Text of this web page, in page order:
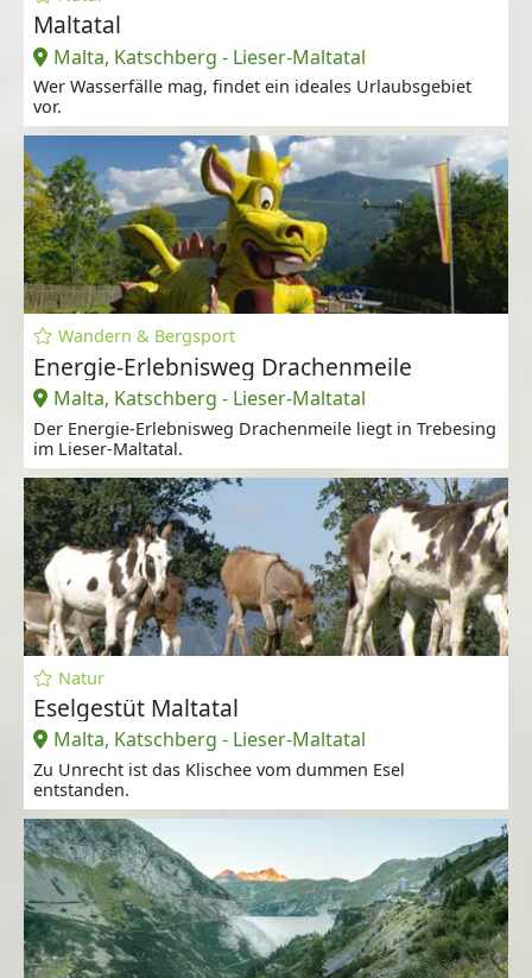
Maltatal
Malta, Katschberg - Lieser-Maltatal
Wer Wasserfälle mag, findet ein ideales Urlaubsgebiet
vor.
Wandern & Bergsport
Energie-Erlebnisweg Drachenmeile
Malta, Katschberg - Lieser-Maltatal
Der Energie-Erlebnisweg Drachenmeile liegt in Trebesing
im Lieser-Maltatal.
Natur
Eselgestüt Maltatal
Malta, Katschberg - Lieser-Maltatal
Zu Unrecht ist das Klischee vom dummen Esel
entstanden.